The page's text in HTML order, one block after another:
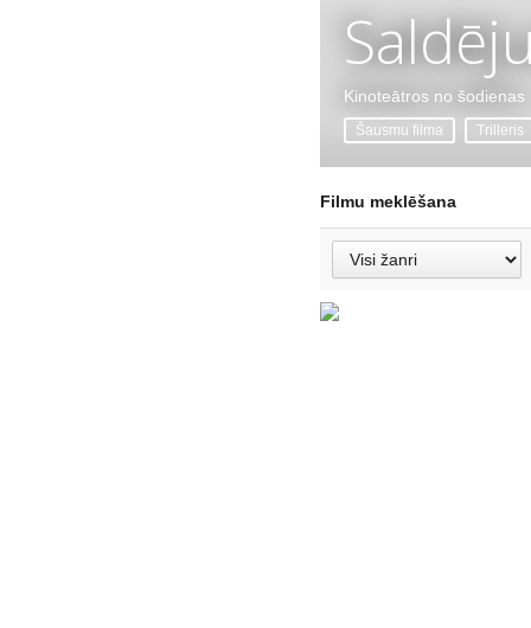
Kinoteātros no šodienas
Šausmu filma Trilleris
Filmu meklēšana